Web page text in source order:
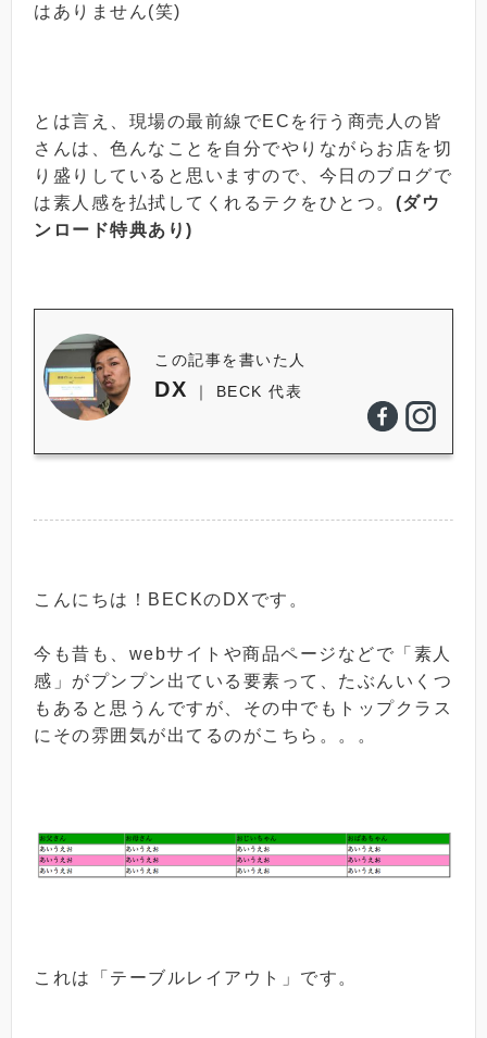
はありません(笑)
とは言え、現場の最前線でECを行う商売人の皆
さんは、色んなことを自分でやりながらお店を切
り盛りしていると思いますので、今日のブログで
は素人感を払拭してくれるテクをひとつ。 (ダウ
ンロード特典あり)
この記事を書いた人
DX ｜ BECK 代表
こんにちは！BECKのDXです。
今も昔も、webサイトや商品ページなどで「素人
感」がプンプン出ている要素って、たぶんいくつ
もあると思うんですが、その中でもトップクラス
にその雰囲気が出てるのがこちら。。。
これは「テーブルレイアウト」です。